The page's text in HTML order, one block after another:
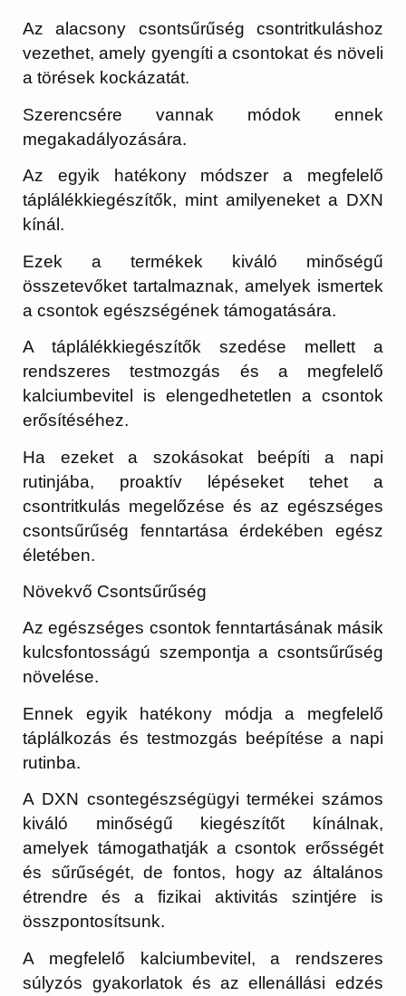
Az alacsony csontsűrűség csontritkuláshoz
vezethet, amely gyengíti a csontokat és növeli
a törések kockázatát.
Szerencsére vannak módok ennek
megakadályozására.
Az egyik hatékony módszer a megfelelő
táplálékkiegészítők, mint amilyeneket a DXN
kínál.
Ezek a termékek kiváló minőségű
összetevőket tartalmaznak, amelyek ismertek
a csontok egészségének támogatására.
A táplálékkiegészítők szedése mellett a
rendszeres testmozgás és a megfelelő
kalciumbevitel is elengedhetetlen a csontok
erősítéséhez.
Ha ezeket a szokásokat beépíti a napi
rutinjába, proaktív lépéseket tehet a
csontritkulás megelőzése és az egészséges
csontsűrűség fenntartása érdekében egész
életében.
Növekvő Csontsűrűség
Az egészséges csontok fenntartásának másik
kulcsfontosságú szempontja a csontsűrűség
növelése.
Ennek egyik hatékony módja a megfelelő
táplálkozás és testmozgás beépítése a napi
rutinba.
A DXN csontegészségügyi termékei számos
kiváló minőségű kiegészítőt kínálnak,
amelyek támogathatják a csontok erősségét
és sűrűségét, de fontos, hogy az általános
étrendre és a fizikai aktivitás szintjére is
összpontosítsunk.
A megfelelő kalciumbevitel, a rendszeres
súlyzós gyakorlatok és az ellenállási edzés